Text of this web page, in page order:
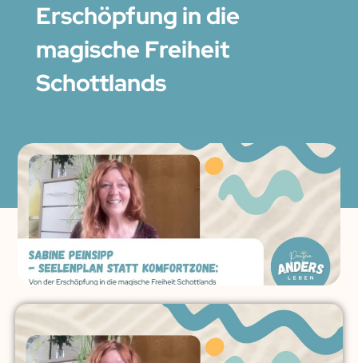
Erschöpfung in die
magische Freiheit
Schottlands